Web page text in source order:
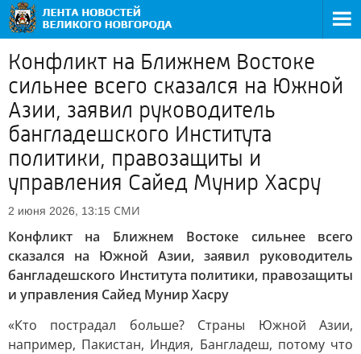
Конфликт на Ближнем Востоке
сильнее всего сказался на Южной
Азии, заявил руководитель
бангладешского Института
политики, правозащиты и
управления Сайед Мунир Хасру
2 июня 2026, 13:15 СМИ
Конфликт на Ближнем Востоке сильнее всего
сказался на Южной Азии, заявил руководитель
бангладешского Института политики, правозащиты
и управления Сайед Мунир Хасру
«Кто пострадал больше? Страны Южной Азии,
например, Пакистан, Индия, Бангладеш, потому что